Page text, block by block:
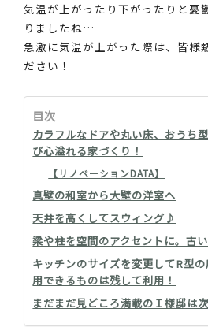
気温が上がったり下がったりと憂
りましたね…
急激に気温が上がった際は、皆様
ださい！
目次
カラフルなドアや丸い床、おうち
び心溢れる家づくり！
【リノベーションDATA】
真壁の和室から大壁の洋室へ
天井を高くしてスウィング♪
梁や柱を空間のアクセントに。古
キッチンのサイズを変更してR型
用できるものは残して利用！
まだまだ見どころ満載のＩ様邸は